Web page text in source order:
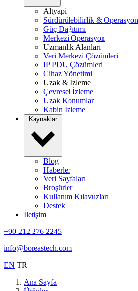
Altyapi
Sürdürülebilirlik & Operasyon
Güç Dağıtımı
Merkezi Operasyon
Uzmanlık Alanları
Veri Merkezi Çözümleri
IP PDU Çözümleri
Cihaz Yönetimi
Uzak & İzleme
Çevresel İzleme
Uzak Konumlar
Kabin İzleme
Kaynaklar
Blog
Haberler
Veri Sayfaları
Broşürler
Kullanım Kılavuzları
Destek
İletişim
+90 212 276 2245
info@boreastech.com
EN TR
Ana Sayfa